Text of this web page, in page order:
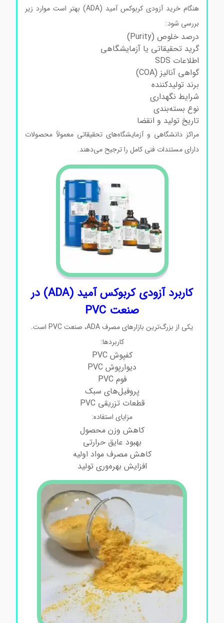
هنگام خرید آزودی‌ کربوکس آمید (ADA) بهتر است موارد زیر
بررسی شود:
درصد خلوص (Purity)
گرید تحقیقاتی یا آزمایشگاهی
اطلاعات SDS
گواهی آنالیز (COA)
برند تولیدکننده
شرایط نگهداری
نوع بسته‌بندی
تاریخ تولید و انقضا
مراکز دانشگاهی و آزمایشگاه‌های تحقیقاتی معمولاً محصولات
دارای مستندات فنی کامل را ترجیح می‌دهند.
کاربرد آزودی‌ کربوکس آمید (ADA) در
صنعت PVC
یکی از بزرگ‌ترین بازارهای مصرف ADA، صنعت PVC است.
کاربردها:
کفپوش PVC
دیوارپوش PVC
فوم PVC
پروفیل‌های سبک
قطعات تزریقی PVC
مزایای استفاده:
کاهش وزن محصول
بهبود عایق حرارتی
کاهش مصرف مواد اولیه
افزایش بهره‌وری تولید